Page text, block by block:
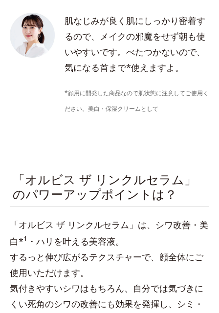
肌なじみが良く肌にしっかり密着す
るので、メイクの邪魔をせず朝も使
いやすいです。べたつかないので、
気になる首まで*使えますよ。
*顔用に開発した商品なので肌状態に注意してご使用く
ださい。美白・保湿クリームとして
「オルビス ザ リンクルセラム」
のパワーアップポイントは？
「オルビス ザ リンクルセラム」は、シワ改善・美
白*1 ・ハリを叶える美容液。
するっと伸び広がるテクスチャーで、顔全体にご
使用いただけます。
気付きやすいシワはもちろん、自分では気づきに
くい死角のシワの改善にも効果を発揮し、シミ・